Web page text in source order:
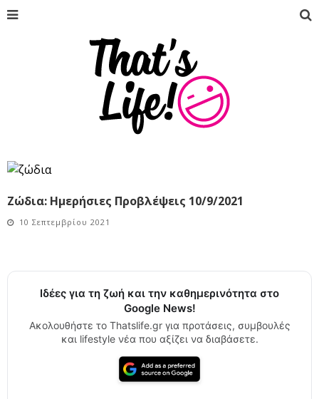
Ζώδια: Ημερήσιες Προβλέψεις 10/9/2021
10 Σεπτεμβρίου 2021
Ιδέες για τη ζωή και την καθημερινότητα στο
Google News!
Ακολουθήστε το Thatslife.gr για προτάσεις, συμβουλές
και lifestyle νέα που αξίζει να διαβάσετε.